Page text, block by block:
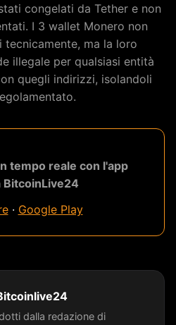
congelati da Tether e non
I 3 wallet Monero non
ma la loro
illegale per qualsiasi entità
quegli indirizzi, isolandoli
tempo reale con l'app
BitcoinLive24
· Google Play
dalla redazione di